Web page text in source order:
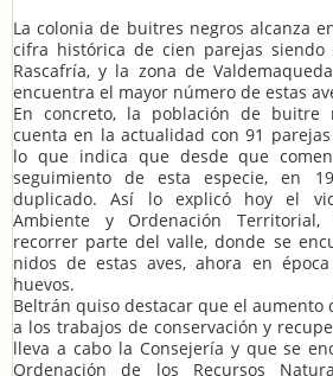
La colonia de buitres negros alcanza
cifra histórica de cien parejas siendo
Rascafría, y la zona de
encuentra el mayor número de estas
En concreto, la población de buitre
cuenta en la actualidad con 91
lo que indica que desde que
seguimiento de esta especie, en
duplicado. Así lo explicó hoy el
Ambiente y Ordenación
recorrer parte del valle, donde se
nidos de estas aves, ahora en
huevos.
Beltrán quiso destacar que el aumento
a los trabajos de conservación y
lleva a cabo la Consejería y que se
Ordenación de los Recursos